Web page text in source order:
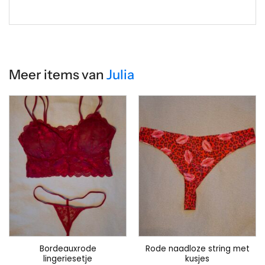
Meer items van Julia
Bordeauxrode
lingeriesetje
Rode naadloze string met
kusjes